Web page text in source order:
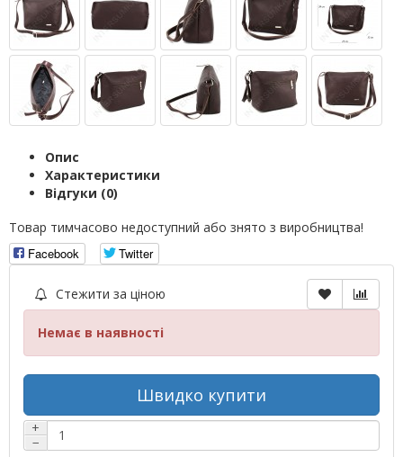
Опис
Характеристики
Відгуки (0)
Товар тимчасово недоступний або знято з виробництва!
Facebook
Twitter
Стежити за ціною
Немає в наявності
Швидко купити
+
−